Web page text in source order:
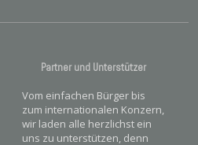
Partner und Unterstützer
Vom einfachen Bürger bis
zum internationalen Konzern,
wir laden alle herzlichst ein
uns zu unterstützen, denn